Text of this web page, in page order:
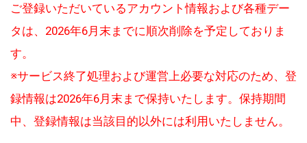
ご登録いただいているアカウント情報および各種デー
タは、2026年6月末までに順次削除を予定しておりま
す。
※サービス終了処理および運営上必要な対応のため、登
録情報は2026年6月末まで保持いたします。保持期間
中、登録情報は当該目的以外には利用いたしません。